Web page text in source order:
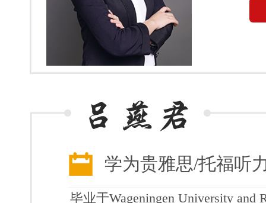
学为贵雅思/托福听
毕业于Wageningen University and